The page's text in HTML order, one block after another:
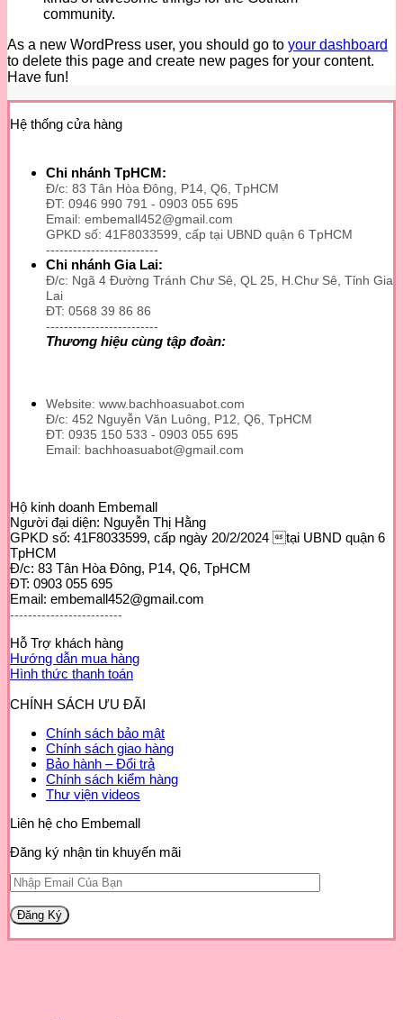
community.
As a new WordPress user, you should go to your dashboard
to delete this page and create new pages for your content.
Have fun!
Hệ thống cửa hàng
Chi nhánh TpHCM:
Đ/c: 83 Tân Hòa Đông, P14, Q6, TpHCM
ĐT: 0946 990 791 - 0903 055 695
Email: embemall452@gmail.com
GPKD số: 41F8033599, cấp tại UBND quận 6 TpHCM
-------------------------
Chi nhánh Gia Lai:
Đ/c: Ngã 4 Đường Tránh Chư Sê, QL 25, H.Chư Sê, Tỉnh Gia
Lai
ĐT: 0568 39 86 86
-------------------------
Thương hiệu cùng tập đoàn:
Website: www.bachhoasuabot.com
Đ/c: 452 Nguyễn Văn Luông, P12, Q6, TpHCM
ĐT: 0935 150 533 - 0903 055 695
Email: bachhoasuabot@gmail.com
Hộ kinh doanh Embemall
Người đại diện: Nguyễn Thị Hằng
GPKD số: 41F8033599, cấp ngày 20/2/2024 tại UBND quận 6
TpHCM
Đ/c: 83 Tân Hòa Đông, P14, Q6, TpHCM
ĐT: 0903 055 695
Email: embemall452@gmail.com
-------------------------
Hỗ Trợ khách hàng
Hướng dẫn mua hàng
Hình thức thanh toán
CHÍNH SÁCH ƯU ĐÃI
Chính sách bảo mật
Chính sách giao hàng
Bảo hành – Đổi trả
Chính sách kiểm hàng
Thư viện videos
Liên hệ cho Embemall
Đăng ký nhận tin khuyến mãi